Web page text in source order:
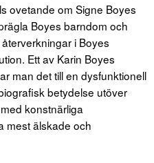
ovetande om Signe Boyes
Boyes barndom och
i Boyes
Ett av Karin Boyes
man det till en dysfunktionell
betydelse utöver
konstnärliga
mest älskade och